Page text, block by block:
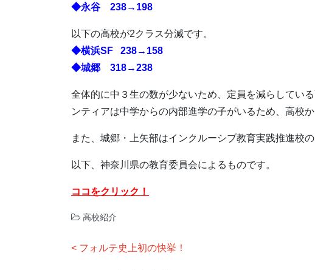
◆永谷 238→198
以下の高校が2クラス分減です。
◆横浜SF 238→158
◆城郷 318→238
全体的に中３生の数が少ないため、定員を減らしてい
ンティアは中学からの内部進学の子がいるため、高校
また、城郷・上矢部はインクルーシブ教育実践推進校
以下、神奈川県の教育委員会によるものです。
ココをクリック！
高校紹介
投フォルテ史上初の快挙！